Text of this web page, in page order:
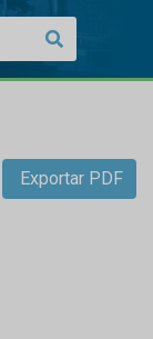
Exportar PDF